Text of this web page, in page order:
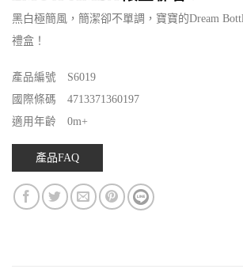
黑白極簡風，簡潔卻不單調，寶寶的Dream
禮盒！
產品編號 S6019
國際條碼 4713371360197
適用年齡 0m+
產品FAQ